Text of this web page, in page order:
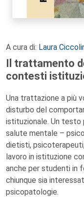
A cura di: Laura
Il trattamento
contesti
Una trattazione a più
disturbo del
istituzionale. Un testo
salute mentale –
dietisti,
lavoro in istituzione
anche per studenti in
chiunque sia
psicopatologie.